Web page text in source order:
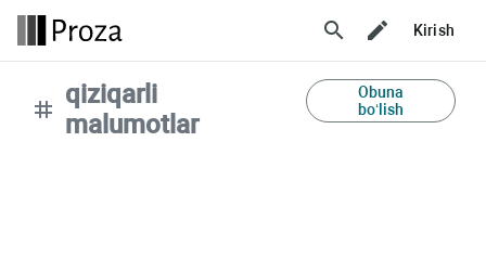
search Kirish
tag qiziqarli
malumotlar
Obuna
bo‘lish